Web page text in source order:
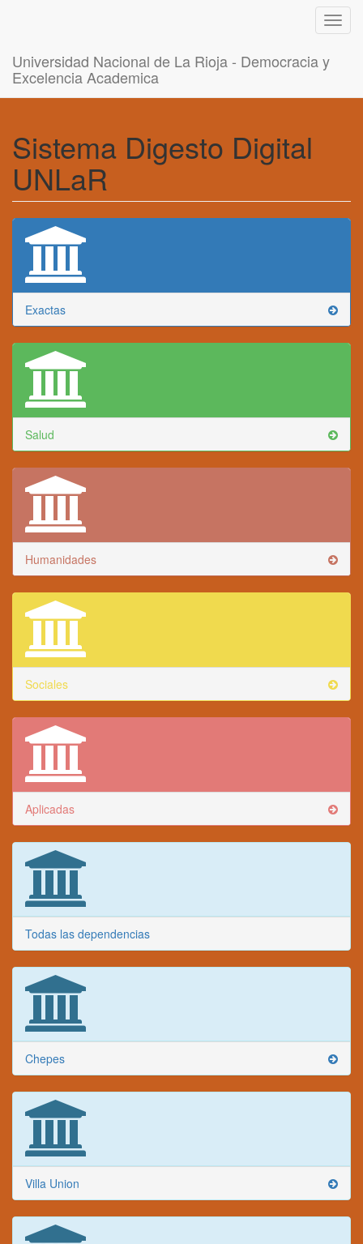
Universidad Nacional de La Rioja - Democracia y
Excelencia Academica
Sistema Digesto Digital
UNLaR
Exactas
Salud
Humanidades
Sociales
Aplicadas
Todas las dependencias
Chepes
Villa Union